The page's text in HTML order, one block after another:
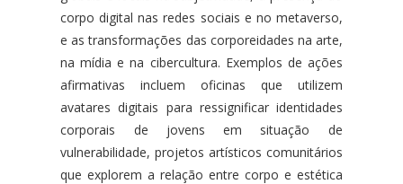
corpo digital nas redes sociais e no metaverso,
e as transformações das corporeidades na arte,
na mídia e na cibercultura. Exemplos de ações
afirmativas incluem oficinas que utilizem
avatares digitais para ressignificar identidades
corporais de jovens em situação de
vulnerabilidade, projetos artísticos comunitários
que explorem a relação entre corpo e estética